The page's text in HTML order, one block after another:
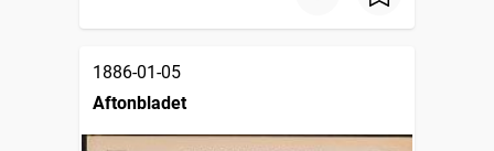
1886-01-05
Aftonbladet